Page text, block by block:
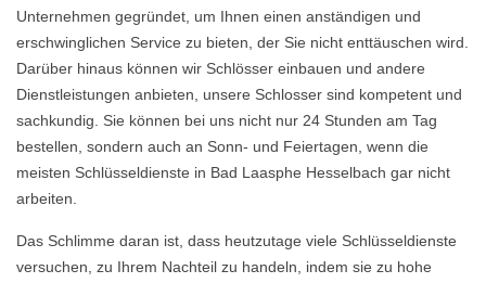
Unternehmen gegründet, um Ihnen einen anständigen und
erschwinglichen Service zu bieten, der Sie nicht enttäuschen wird.
Darüber hinaus können wir Schlösser einbauen und andere
Dienstleistungen anbieten, unsere Schlosser sind kompetent und
sachkundig. Sie können bei uns nicht nur 24 Stunden am Tag
bestellen, sondern auch an Sonn- und Feiertagen, wenn die
meisten Schlüsseldienste in Bad Laasphe Hesselbach gar nicht
arbeiten.
Das Schlimme daran ist, dass heutzutage viele Schlüsseldienste
versuchen, zu Ihrem Nachteil zu handeln, indem sie zu hohe